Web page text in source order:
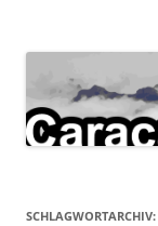
SCHLAGWORTARCHIV: